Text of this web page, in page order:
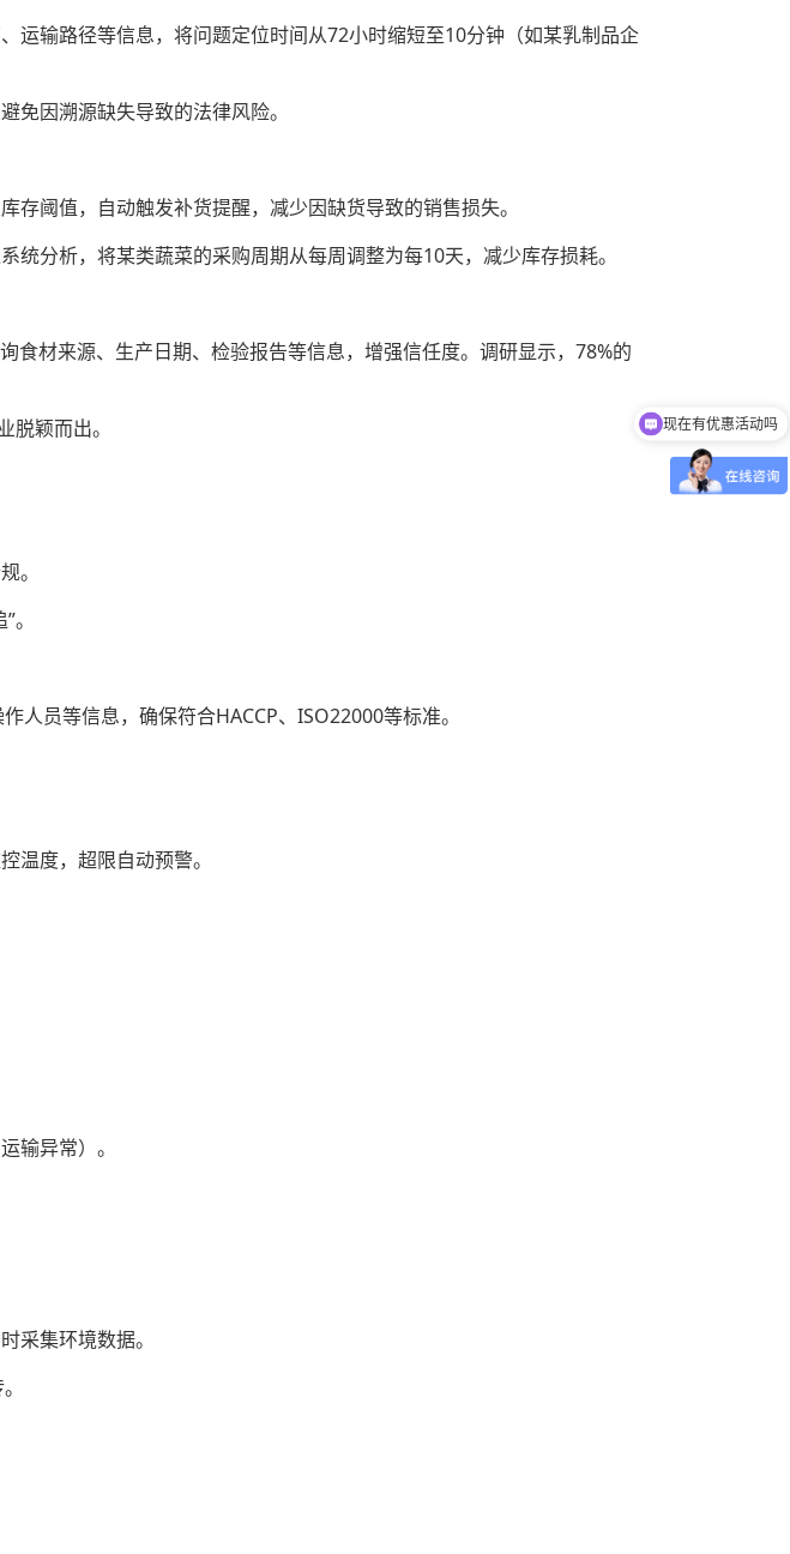
运输路径等信息，将问题定位时间从72小时缩短至10分钟（如某乳制品企
免因溯源缺失导致的法律风险。
阈值，自动触发补货提醒，减少因缺货导致的销售损失。
分析，将某类蔬菜的采购周期从每周调整为每10天，减少库存损耗。
食材来源、生产日期、检验报告等信息，增强信任度。调研显示，78%的
脱颖而出。
。
人员等信息，确保符合HACCP、ISO22000等标准。
温度，超限自动预警。
输异常）。
采集环境数据。
可以介绍下你们的产品么